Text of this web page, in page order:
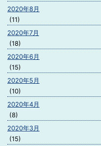
2020年8月
(11)
2020年7月
(18)
2020年6月
(15)
2020年5月
(10)
2020年4月
(8)
2020年3月
(15)